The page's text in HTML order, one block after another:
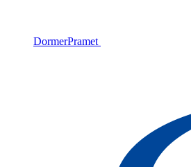
DormerPramet